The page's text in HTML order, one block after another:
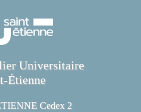
Universitaire
Étienne
Cedex 2